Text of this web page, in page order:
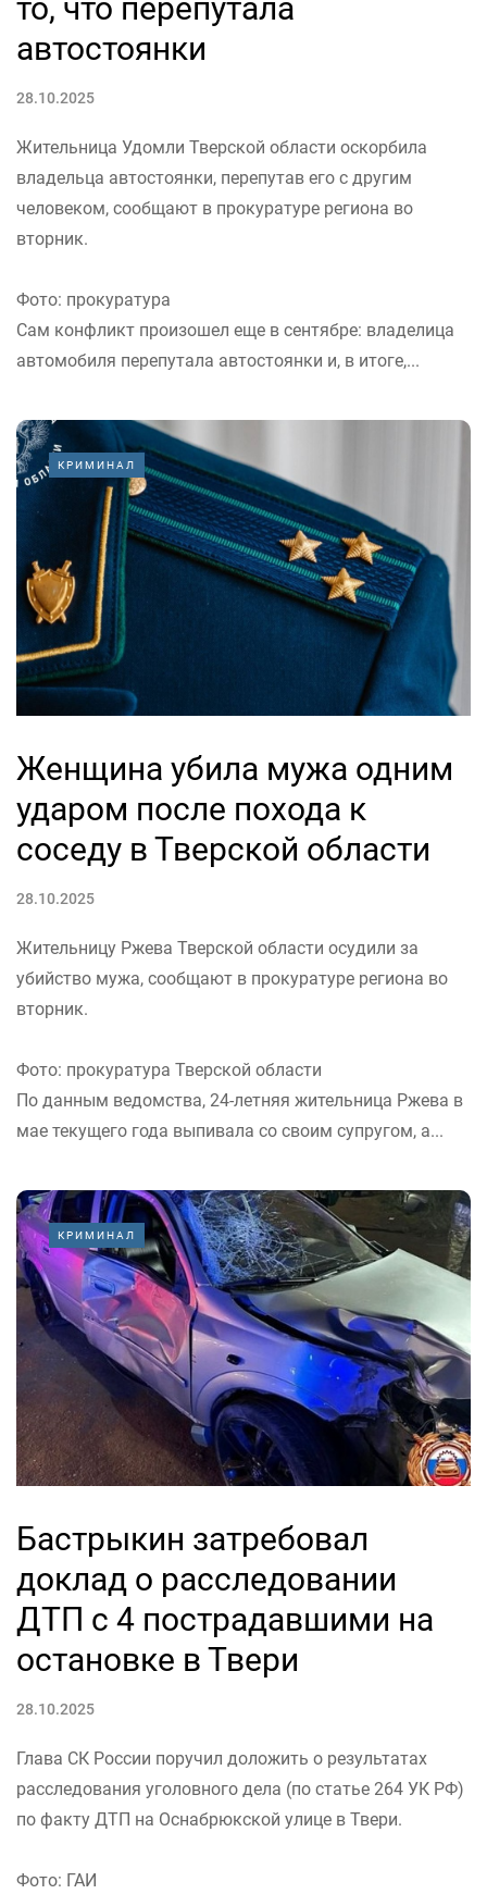
то, что перепутала
автостоянки
28.10.2025
Жительница Удомли Тверской области оскорбила
владельца автостоянки, перепутав его с другим
человеком, сообщают в прокуратуре региона во
вторник.
Фото: прокуратура
Сам конфликт произошел еще в сентябре: владелица
автомобиля перепутала автостоянки и, в итоге,...
КРИМИНАЛ
Женщина убила мужа одним
ударом после похода к
соседу в Тверской области
28.10.2025
Жительницу Ржева Тверской области осудили за
убийство мужа, сообщают в прокуратуре региона во
вторник.
Фото: прокуратура Тверской области
По данным ведомства, 24-летняя жительница Ржева в
мае текущего года выпивала со своим супругом, а...
КРИМИНАЛ
Бастрыкин затребовал
доклад о расследовании
ДТП с 4 пострадавшими на
остановке в Твери
28.10.2025
Глава СК России поручил доложить о результатах
расследования уголовного дела (по статье 264 УК РФ)
по факту ДТП на Оснабрюкской улице в Твери.
Фото: ГАИ